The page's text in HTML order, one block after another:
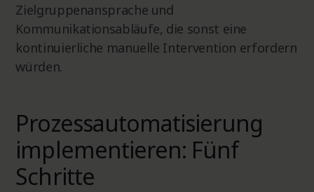
Zielgruppenansprache und
Kommunikationsabläufe, die sonst eine
kontinuierliche manuelle Intervention erfordern
würden.
Prozessautomatisierung
implementieren: Fünf
Schritte